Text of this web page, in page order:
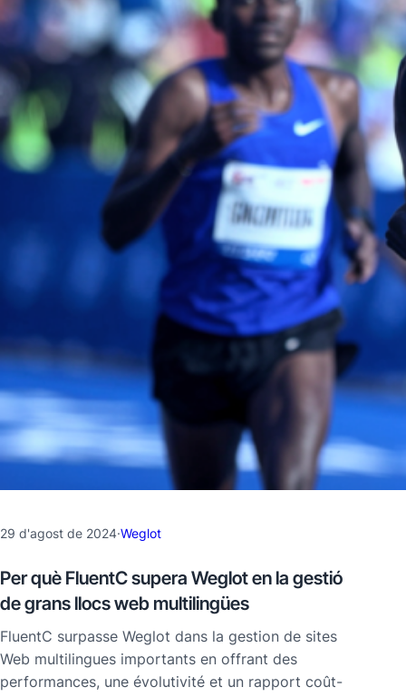
29 d'agost de 2024·Weglot
Per què FluentC supera Weglot en la gestió
de grans llocs web multilingües
FluentC surpasse Weglot dans la gestion de sites
Web multilingues importants en offrant des
performances, une évolutivité et un rapport coût-